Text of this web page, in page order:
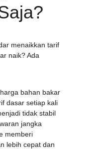
menaikkan tarif
naik? Ada
bahan bakar
dasar setiap kali
tidak stabil
jangka
memberi
lebih cepat dan